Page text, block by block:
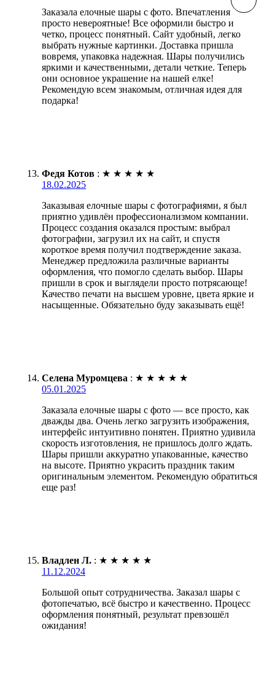
Заказала елочные шары с фото. Впечатления
просто невероятные! Все оформили быстро и
четко, процесс понятный. Сайт удобный, легко
выбрать нужные картинки. Доставка пришла
вовремя, упаковка надежная. Шары получились
яркими и качественными, детали четкие. Теперь
они основное украшение на нашей елке!
Рекомендую всем знакомым, отличная идея для
подарка!
Федя Котов : ★ ★ ★ ★ ★
18.02.2025
Заказывая елочные шары с фотографиями, я был
приятно удивлён профессионализмом компании.
Процесс создания оказался простым: выбрал
фотографии, загрузил их на сайт, и спустя
короткое время получил подтверждение заказа.
Менеджер предложила различные варианты
оформления, что помогло сделать выбор. Шары
пришли в срок и выглядели просто потрясающе!
Качество печати на высшем уровне, цвета яркие и
насыщенные. Обязательно буду заказывать ещё!
Селена Муромцева : ★ ★ ★ ★ ★
05.01.2025
Заказала елочные шары с фото — все просто, как
дважды два. Очень легко загрузить изображения,
интерфейс интуитивно понятен. Приятно удивила
скорость изготовления, не пришлось долго ждать.
Шары пришли аккуратно упакованные, качество
на высоте. Приятно украсить праздник таким
оригинальным элементом. Рекомендую обратиться
еще раз!
Владлен Л. : ★ ★ ★ ★ ★
11.12.2024
Большой опыт сотрудничества. Заказал шары с
фотопечатью, всё быстро и качественно. Процесс
оформления понятный, результат превзошёл
ожидания!